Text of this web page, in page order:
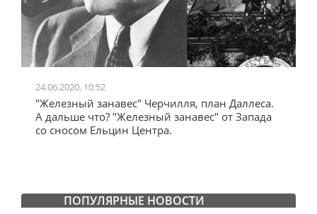
24.06.2020, 10:52
"Железный занавес" Черчилля, план Даллеса.
А дальше что? "Железный занавес" от Запада
со сносом Ельцин Центра.
ПОПУЛЯРНЫЕ НОВОСТИ